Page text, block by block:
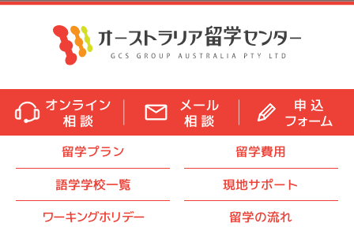
留学プラン
留学費用
語学学校一覧
現地サポート
ワーキングホリデー
留学の流れ